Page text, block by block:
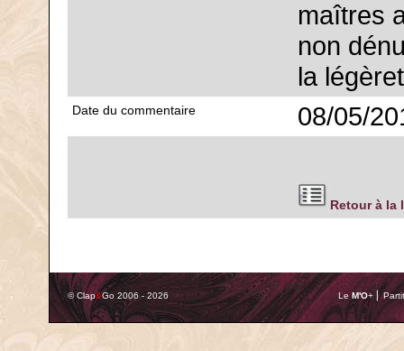
maîtres
non
la
Date du commentaire 08/05/
Retour à la
© Clap&Go 2006 - 2026 Le M'O+ ⎢